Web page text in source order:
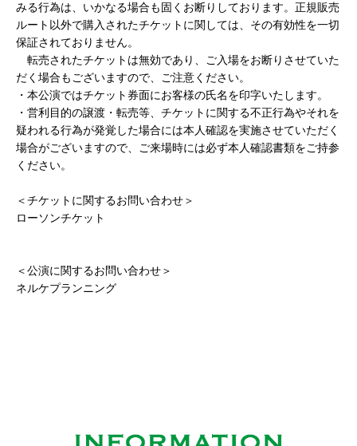
みる行為は、いかなる場合も固くお断りしております。正規販売
ルート以外で購入されたチケットに関しては、その有効性を一切
保証されておりません。
転売されたチケットは無効であり、ご入場をお断りさせていた
だく場合もございますので、ご注意ください。
・本公演ではチケット券面にお客様の氏名を印字いたします。
・営利目的の譲渡・転売等、チケットに関する不正行為やそれを
疑われる行為が発覚した場合には本人確認を実施させていただく
場合がございますので、ご来場時には必ず本人確認書類をご持参
ください。
＜チケットに関するお問い合わせ＞
ローソンチケット
＜公演に関するお問い合わせ＞
ネルケプランニング